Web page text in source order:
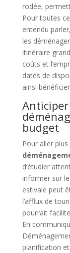
rodée,
Pour toutes
entendu
les
itinéraire
coûts et
dates de
ainsi
budget
Pour aller
d’étudier
informer sur
estivale peut
l’afflux de
pourrait
En
planification